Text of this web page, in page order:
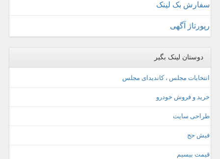
سفارش بک لینک
رپورتاژ آگهی
دوستان لینک بگیر
انتخابات مجلس ، کاندیدای مجلس
خرید و فروش خودرو
طراحی سایت
فیش حج
قیمت بیسیم